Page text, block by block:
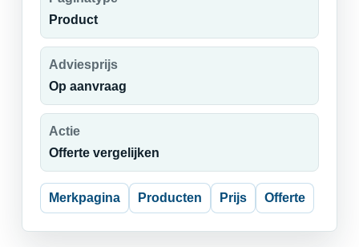
Product
Adviesprijs
Op aanvraag
Actie
Offerte vergelijken
Merkpagina Producten Prijs Offerte